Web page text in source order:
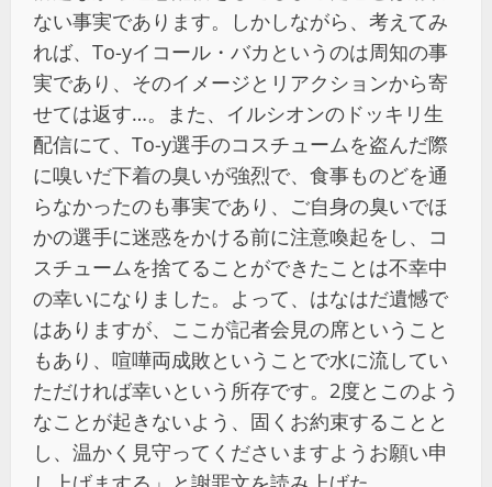
ない事実であります。しかしながら、考えてみ
れば、To-yイコール・バカというのは周知の事
実であり、そのイメージとリアクションから寄
せては返す…。また、イルシオンのドッキリ生
配信にて、To-y選手のコスチュームを盗んだ際
に嗅いだ下着の臭いが強烈で、食事ものどを通
らなかったのも事実であり、ご自身の臭いでほ
かの選手に迷惑をかける前に注意喚起をし、コ
スチュームを捨てることができたことは不幸中
の幸いになりました。よって、はなはだ遺憾で
はありますが、ここが記者会見の席ということ
もあり、喧嘩両成敗ということで水に流してい
ただければ幸いという所存です。2度とこのよう
なことが起きないよう、固くお約束することと
し、温かく見守ってくださいますようお願い申